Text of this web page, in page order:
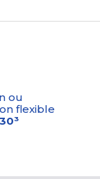
ou
flexible